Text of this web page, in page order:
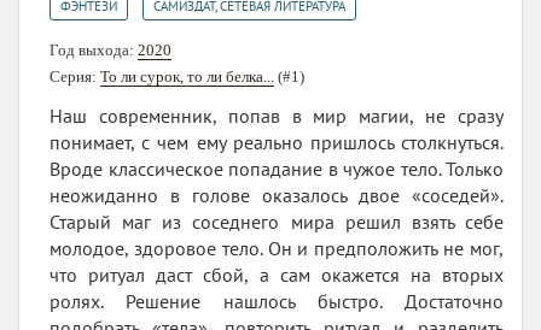
ФЭНТЕЗИ САМИЗДАТ, СЕТЕВАЯ ЛИТЕРАТУРА
Год выхода: 2020
Серия: То ли сурок, то ли белка... (#1)
Наш современник, попав в мир магии, не сразу
понимает, с чем ему реально пришлось столкнуться.
Вроде классическое попадание в чужое тело. Только
неожиданно в голове оказалось двое «соседей».
Старый маг из соседнего мира решил взять себе
молодое, здоровое тело. Он и предположить не мог,
что ритуал даст сбой, а сам окажется на вторых
ролях. Решение нашлось быстро. Достаточно